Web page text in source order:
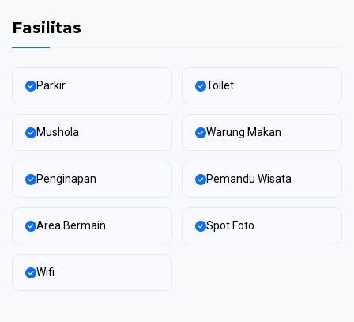
Fasilitas
Parkir Toilet
Mushola Warung Makan
Penginapan Pemandu Wisata
Area Bermain Spot Foto
Wifi